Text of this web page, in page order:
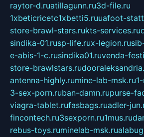
raytor-d.ruatillagunn.ru3d-file.ru
1xbeticricetc1xbetti5.ruuafoot-
store-brawl-stars.rukts-services.ru
sindika-01.rusp-life.rux-legion.ru
e-abis-1-c.rusindika01.ruvenda-
store-brawlstars.ru
antenna-highly.rumine-lab-msk.ru
3-sex-porn.ruban-damn.rupurse-
viagra-tablet.rufasbags.ruadler-
fincontech.ru3sexporn.ru1mus.ru
rebus-toys.ruminelab-msk.ru